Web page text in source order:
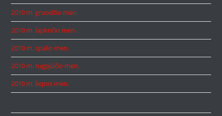
2010 m. gruodžio mėn.
2010 m. lapkričio mėn.
2010 m. spalio mėn.
2010 m. rugpjūčio mėn.
2010 m. liepos mėn.